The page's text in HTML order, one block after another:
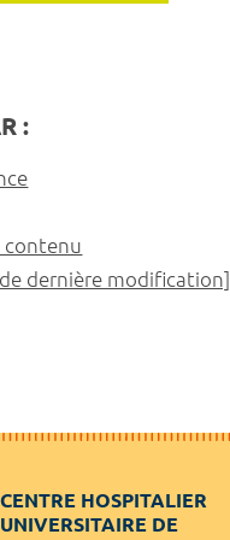
:
contenu
dernière modification]
CENTRE HOSPITALIER
UNIVERSITAIRE DE